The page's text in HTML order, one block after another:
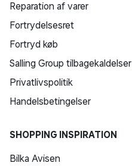
Reparation af varer
Fortrydelsesret
Fortryd køb
Salling Group tilbagekaldelser
Privatlivspolitik
Handelsbetingelser
SHOPPING INSPIRATION
Bilka Avisen